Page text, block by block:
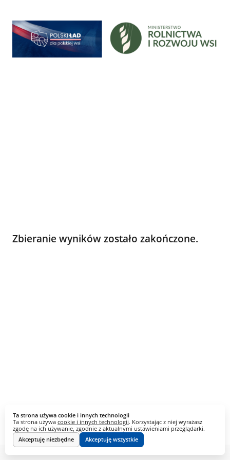
Ta strona używa cookie i innych technologii
Ta strona używa cookie i innych technologii. Korzystając z niej wyrażasz
zgodę na ich używanie, zgodnie z aktualnymi ustawieniami przeglądarki.
Akceptuję niezbędne
Akceptuję wszystkie
Zbieranie wyników zostało zakończone.